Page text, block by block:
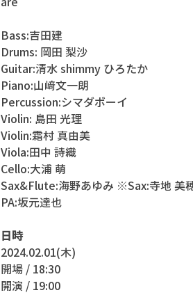
Bass:吉田建
Drums: 岡田 梨沙
Guitar:清水 shimmy ひろたか
Piano:山﨑文一朗
Percussion:シマダボーイ
Violin: 島田 光理
Violin:霜村 真由美
Viola:田中 詩織
Cello:大浦 萌
Sax&Flute:海野あゆみ ※Sax:寺地 美
PA:坂元達也
日時
2024.02.01(木)
開場 / 18:30
開演 / 19:00